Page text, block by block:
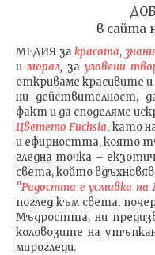
в сайта
МЕДИЯ закрасота,
иморал, за уловени т
откриваме красивите
ни действителност,
факт и да споделяме
Цветето Fuchsia, като
и ефирността, която
гледна точка –
света, който
"Радостта е усмивка
поглед към света,
Мъдростта, ни
коловозите на
мирогледи.